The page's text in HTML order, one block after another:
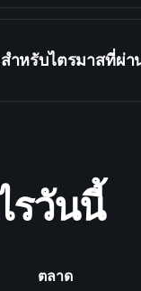
ปฏิทินผ
ำหรับไตรมาสที่ผ่า
ลประกอบการของ
รวันนี้
ตลาด